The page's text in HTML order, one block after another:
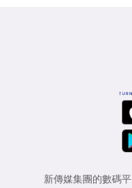
新傳媒集團的數碼